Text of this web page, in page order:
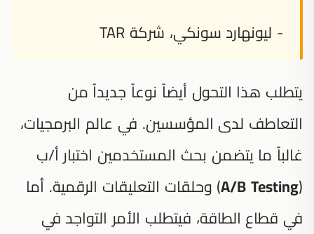
- ليونهارد سونكي، شركة TAR
يتطلب هذا التحول أيضاً نوعاً جديداً من
التعاطف لدى المؤسسين. في عالم البرمجيات،
غالباً ما يتضمن بحث المستخدمين اختبار أ/ب
(
A/B Testing) وحلقات التعليقات الرقمية. أما
في قطاع الطاقة، فيتطلب الأمر التواجد في